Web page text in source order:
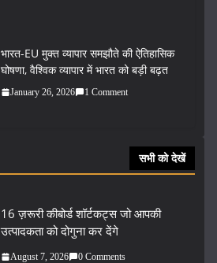
भारत-EU मुक्त व्यापार समझौते की ऐतिहासिक
घोषणा, वैश्विक व्यापार में भारत को बड़ी बढ़त
January 26, 2026 1 Comment
सभी को देखें
16 ज़रूरी कीबोर्ड शॉर्टकट्स जो आपकी
उत्पादकता को दोगुना कर देंगे
August 7, 2026 0 Comments